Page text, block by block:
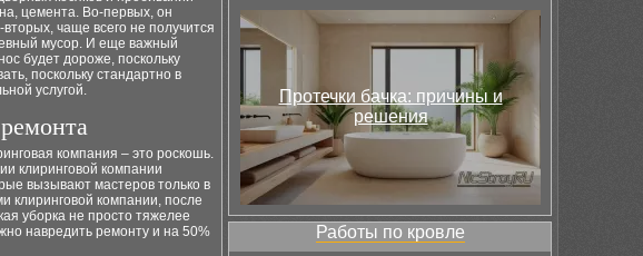
цемента. Во-первых, он
чаще всего не получится
мусор. И еще важный
будет дороже, поскольку
поскольку стандартно в
услугой.
компания – это роскошь.
клиринговой компании
вызывают мастеров только в
клиринговой компании, после
уборка не просто тяжелее
навредить ремонту и на 50%
Протечки бачка: причины и
решения
Работы по кровле